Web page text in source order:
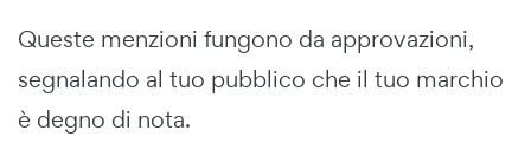
Queste menzioni fungono da approvazioni,
segnalando al tuo pubblico che il tuo marchio
è degno di nota.